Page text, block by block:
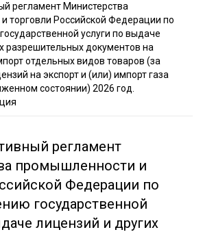
Условия оплаты
Контакты
Акции и скидки
регламент Министерства
торговли Российской Федерации по
услуги по выдаче
разрешительных документов на
отдельных видов товаров (за
на экспорт и (или) импорт газа
состоянии) 2026 год.
регламент
промышленности и
Федерации по
государственной
лицензий и других